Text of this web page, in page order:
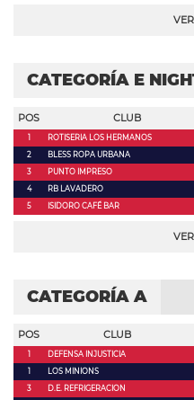
CATEGORÍA E
POS CLUB
1 ROTISERIA LOS HERMANOS
2
BLESS ROPA URBANA
3
PUNTO IMPRESO
4
RB LAVADERO
5
ISIDORO CAFÉ BAR
CATEGORÍA A
POS CLUB
1 DEFENSA INJUSTICIA
1
LOS MINIONS
3
D.E. REFRIGERACION